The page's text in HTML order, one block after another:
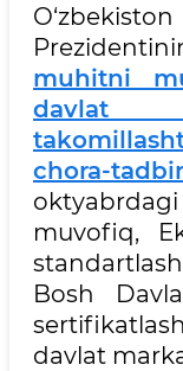
muhitni
davlat
chora-
muvofiq,
Bosh
davlat